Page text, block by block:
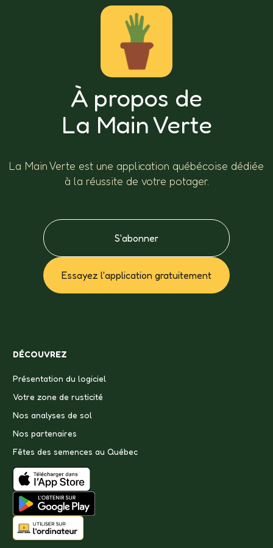
À propos de
La Main Verte
La Main Verte est une application québécoise dédiée
à la réussite de votre potager.
S'abonner
Essayez l'application gratuitement
DÉCOUVREZ
Présentation du logiciel
Votre zone de rusticité
Nos analyses de sol
Nos partenaires
Fêtes des semences au Québec